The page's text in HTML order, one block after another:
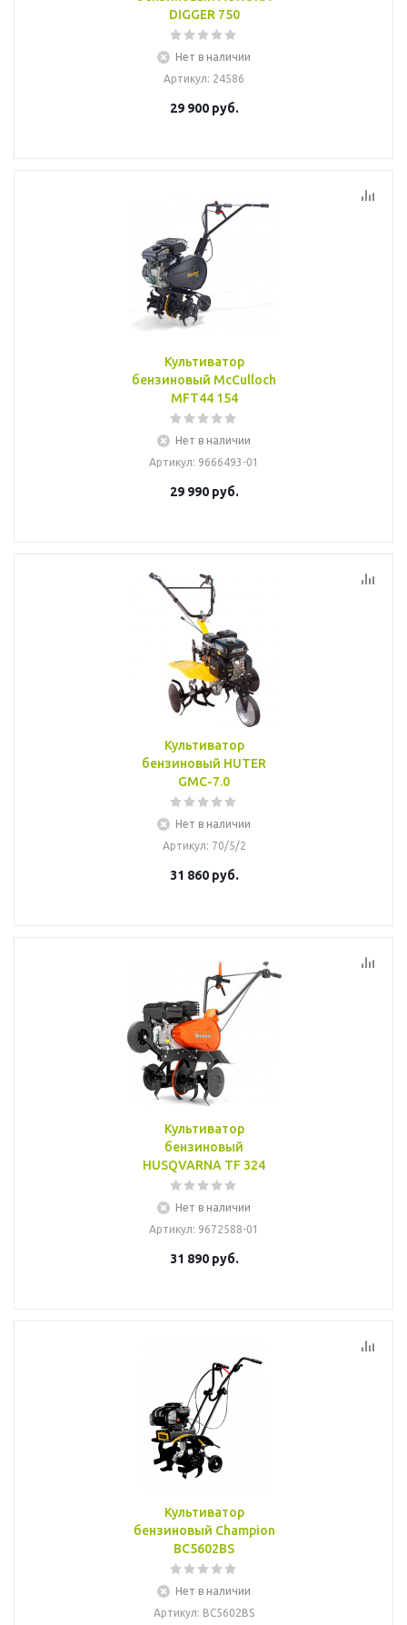
DIGGER 750
Нет в наличии
Артикул: 24586
29 900руб.
Культиватор
бензиновый McCulloch
MFT44 154
Нет в наличии
Артикул: 9666493-01
29 990руб.
Культиватор
бензиновый HUTER
GMC-7.0
Нет в наличии
Артикул: 70/5/2
31 860руб.
Культиватор
бензиновый
HUSQVARNA TF 324
Нет в наличии
Артикул: 9672588-01
31 890руб.
Культиватор
бензиновый Champion
ВС5602BS
Нет в наличии
Артикул: BC5602BS